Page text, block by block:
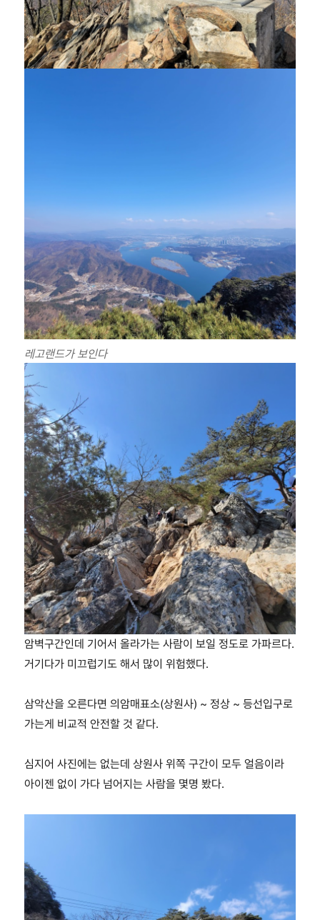
레고랜드가 보인다
암벽구간인데 기어서 올라가는 사람이 보일 정도로 가파르다.
거기다가 미끄럽기도 해서 많이 위험했다.
삼악산을 오른다면 의암매표소(상원사) ~ 정상 ~ 등선입구로
가는게 비교적 안전할 것 같다.
심지어 사진에는 없는데 상원사 위쪽 구간이 모두 얼음이라
아이젠 없이 가다 넘어지는 사람을 몇명 봤다.